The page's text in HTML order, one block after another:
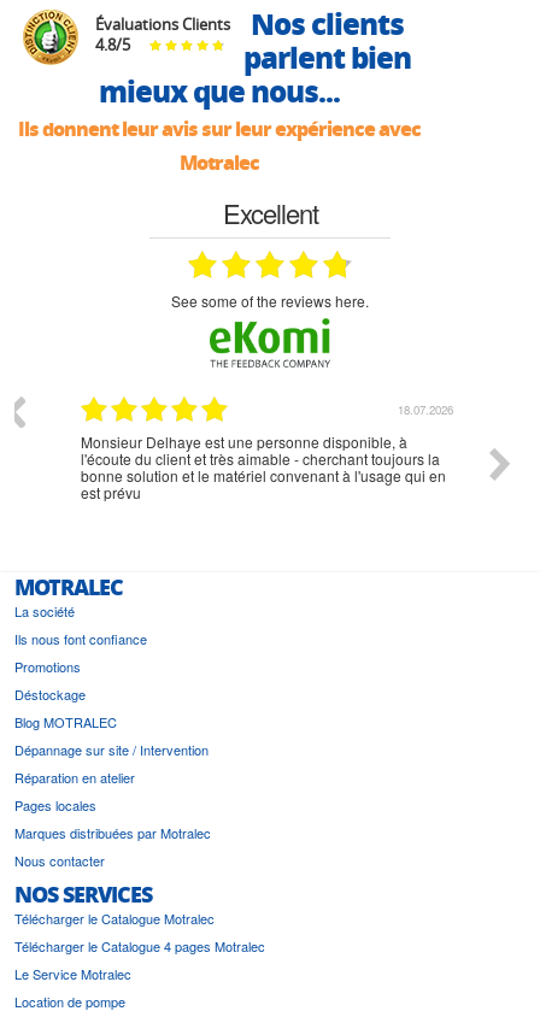
Évaluations Clients
4.8/5
Nos clients
parlent bien
mieux que nous...
Ils donnent leur avis sur leur expérience avec
Motralec
Excellent
see some of the reviews here.
18.07.2026
Monsieur Delhaye est une personne disponible, à
l'écoute du client et très aimable - cherchant toujours la
bonne solution et le matériel convenant à l'usage qui en
est prévu
MOTRALEC
La société
Ils nous font confiance
Promotions
Déstockage
Blog MOTRALEC
Dépannage sur site / Intervention
Réparation en atelier
Pages locales
Marques distribuées par Motralec
Nous contacter
NOS SERVICES
Télécharger le Catalogue Motralec
Télécharger le Catalogue 4 pages Motralec
Le Service Motralec
Location de pompe